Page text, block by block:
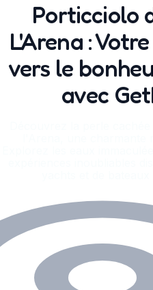
Porticciolo
L'Arena :
vers le
avec